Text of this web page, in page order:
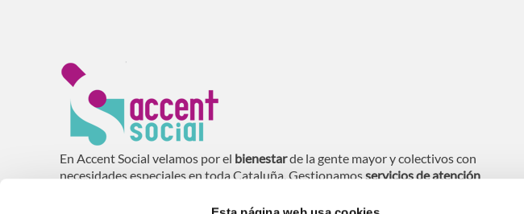
En Accent Social velamos por el bienestarde la gente mayor y colectivos con
necesidades especiales en toda Cataluña. Gestionamosservicios de atención